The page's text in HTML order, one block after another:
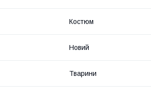
Костюм
Новий
Тварини